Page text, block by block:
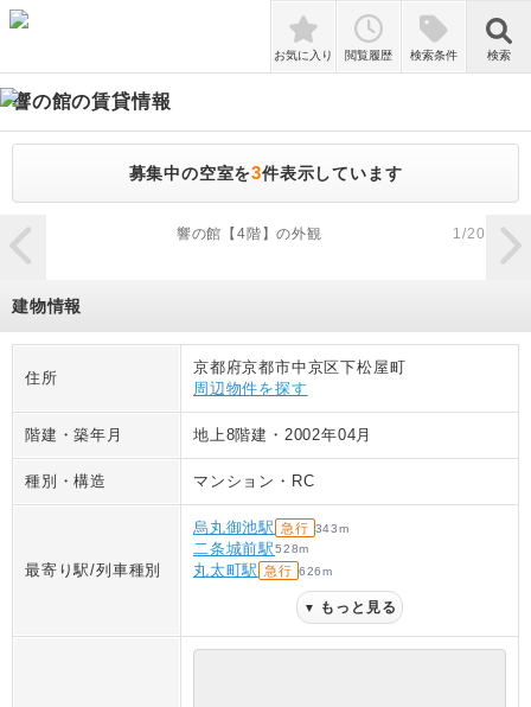
検索
お気に入り 閲覧履歴 検索条件 検索
響の館の賃貸情報
募集中の空室を3件表示しています
zoom_in
響の館【4階】の外観 1/20
建物情報
住所
京都府京都市中京区下松屋町
周辺物件を探す
階建・築年月 地上8階建 ・ 2002年04月
種別・構造 マンション ・ RC
最寄り駅/列車種別
烏丸御池駅 急行 343m
二条城前駅528m
丸太町駅 急行 626m
▼ もっと見る